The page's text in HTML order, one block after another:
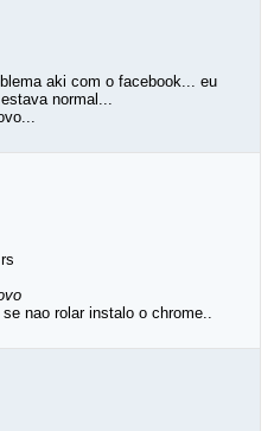
aki com o facebook... eu
normal...
nao rolar instalo o chrome..